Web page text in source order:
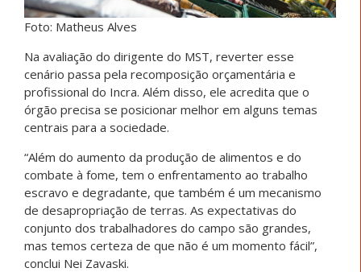
Foto: Matheus Alves
Na avaliação do dirigente do MST, reverter esse
cenário passa pela recomposição orçamentária e
profissional do Incra. Além disso, ele acredita que o
órgão precisa se posicionar melhor em alguns temas
centrais para a sociedade.
“Além do aumento da produção de alimentos e do
combate à fome, tem o enfrentamento ao trabalho
escravo e degradante, que também é um mecanismo
de desapropriação de terras. As expectativas do
conjunto dos trabalhadores do campo são grandes,
mas temos certeza de que não é um momento fácil”,
conclui Nei Zavaski.